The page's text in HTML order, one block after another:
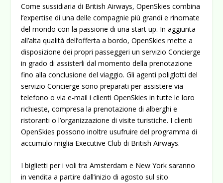
Come sussidiaria di British Airways, OpenSkies combina
l’expertise di una delle compagnie più grandi e rinomate
del mondo con la passione di una start up. In aggiunta
all’alta qualità dell’offerta a bordo, OpenSkies mette a
disposizione dei propri passeggeri un servizio Concierge
in grado di assisterli dal momento della prenotazione
fino alla conclusione del viaggio. Gli agenti poliglotti del
servizio Concierge sono preparati per assistere via
telefono o via e-mail i clienti OpenSkies in tutte le loro
richieste, compresa la prenotazione di alberghi e
ristoranti o l’organizzazione di visite turistiche. I clienti
OpenSkies possono inoltre usufruire del programma di
accumulo miglia Executive Club di British Airways.
I biglietti per i voli tra Amsterdam e New York saranno
in vendita a partire dall’inizio di agosto sul sito